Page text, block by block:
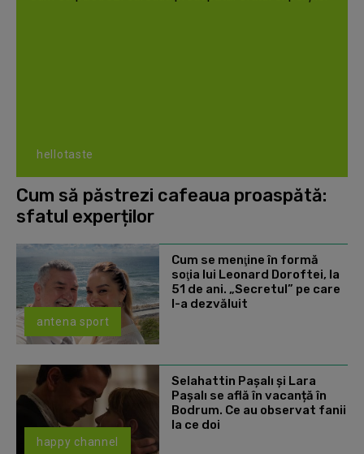
hellotaste
Cum să păstrezi cafeaua proaspătă:
sfatul experților
antena sport
Cum se menţine în formă
soţia lui Leonard Doroftei, la
51 de ani. „Secretul” pe care
l-a dezvăluit
happy channel
Selahattin Paşalı și Lara
Paşalı se află în vacanță în
Bodrum. Ce au observat fanii
la ce doi